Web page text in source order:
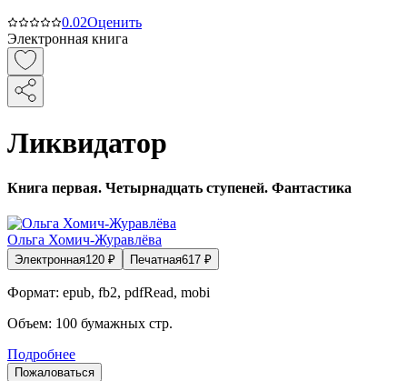
0.02Оценить
Электронная книга
Ликвидатор
Книга первая. Четырнадцать ступеней. Фантастика
Ольга Хомич-Журавлёва
Электронная120 ₽ Печатная617 ₽
Формат: epub, fb2, pdfRead, mobi
Объем: 100 бумажных стр.
Подробнее
Пожаловаться